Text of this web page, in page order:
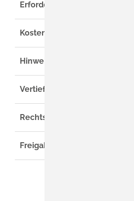
Erforderliche Unterlagen
Kosten
Hinweise
Vertiefende Informationen
Rechtsgrundlage
Freigabevermerk